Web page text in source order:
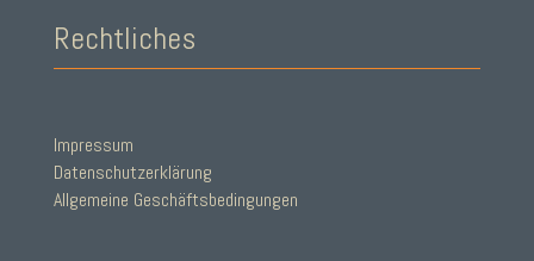
Rechtliches
Impressum
Datenschutzerklärung
Allgemeine Geschäftsbedingungen